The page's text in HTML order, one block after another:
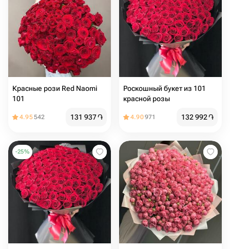
Красные рози Red Naomi
101
4.95542 131 937֏
Роскошный букет из 101
красной розы
4.90971 132 992֏
-25%